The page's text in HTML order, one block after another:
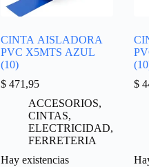
CINTA AISLADORA
PVC X5MTS AZUL
(10)
$ 471,95
ACCESORIOS,
CINTAS,
ELECTRICIDAD,
FERRETERIA
Hay existencias
$